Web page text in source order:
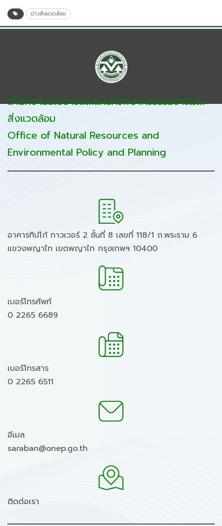
ข่าวสิ่งแวดล้อม
สำนักงานนโยบายและแผนทรัพยากรธรรมชาติและ
สิ่งแวดล้อม
Office of Natural Resources and
Environmental Policy and Planning
อาคารทิปโก้ ทาวเวอร์ 2 ชั้นที่ 8 เลขที่ 118/1 ถ.พระราม 6
แขวงพญาไท เขตพญาไท กรุงเทพฯ 10400
เบอร์โทรศัพท์
0 2265 6689
เบอร์โทรสาร
0 2265 6511
อีเมล
saraban@onep.go.th
ติดต่อเรา